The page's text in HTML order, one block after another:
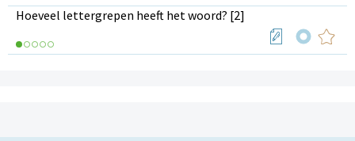
Hoeveel lettergrepen heeft het woord? [2]